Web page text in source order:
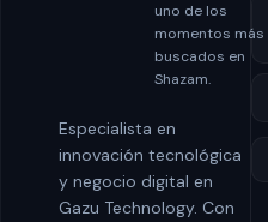
uno de los
momentos más
buscados en
Shazam.
Especialista en
innovación tecnológica
y negocio digital en
Gazu Technology. Con